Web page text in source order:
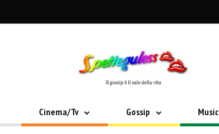
Cinema/Tv Gossip Music